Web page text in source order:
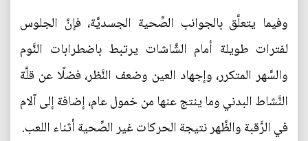
وفيما يتعلَّق بالجوانب الصِّحية الجسديَّة، فإنَّ الجلوس
لفترات طويلة أمام الشَّاشات يرتبط باضطرابات النَّوم
والسَّهر المتكرر، وإجهاد العين وضعف النَّظر، فضلًا عن قلَّة
النَّشاط البدني وما ينتج عنها من خمول عام، إضافة إلى آلام
في الرَّقبة والظَّهر نتيجة الحركات غير الصِّحية أثناء اللعب.